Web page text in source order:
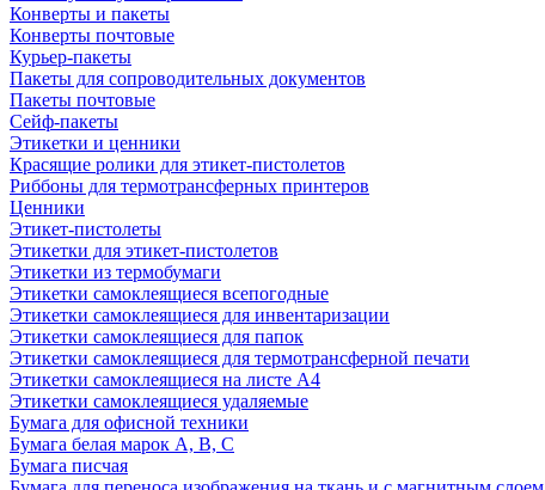
Конверты и пакеты
Конверты почтовые
Курьер-пакеты
Пакеты для сопроводительных документов
Пакеты почтовые
Сейф-пакеты
Этикетки и ценники
Красящие ролики для этикет-пистолетов
Риббоны для термотрансферных принтеров
Ценники
Этикет-пистолеты
Этикетки для этикет-пистолетов
Этикетки из термобумаги
Этикетки самоклеящиеся всепогодные
Этикетки самоклеящиеся для инвентаризации
Этикетки самоклеящиеся для папок
Этикетки самоклеящиеся для термотрансферной печати
Этикетки самоклеящиеся на листе А4
Этикетки самоклеящиеся удаляемые
Бумага для офисной техники
Бумага белая марок А, В, С
Бумага писчая